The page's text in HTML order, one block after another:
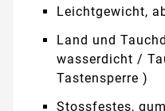
Leichtgewicht,
Land und
wasserdicht /
Tastensperre )
Stossfestes,